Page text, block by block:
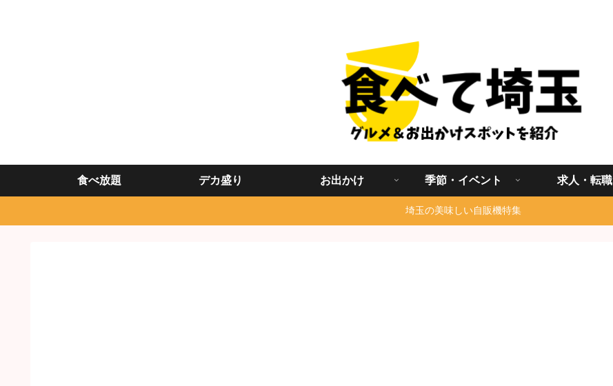
食べ放題 デカ盛り お出かけ 季節・イベント 求人・転職
埼玉の美味しい自販機特集